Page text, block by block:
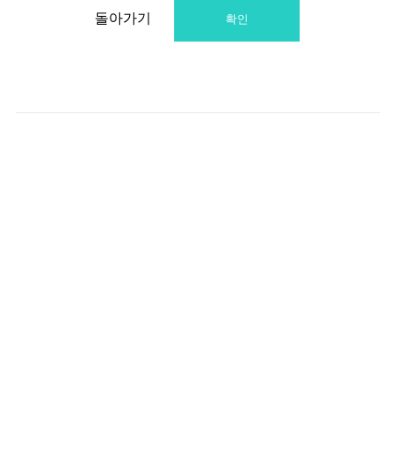
돌아가기